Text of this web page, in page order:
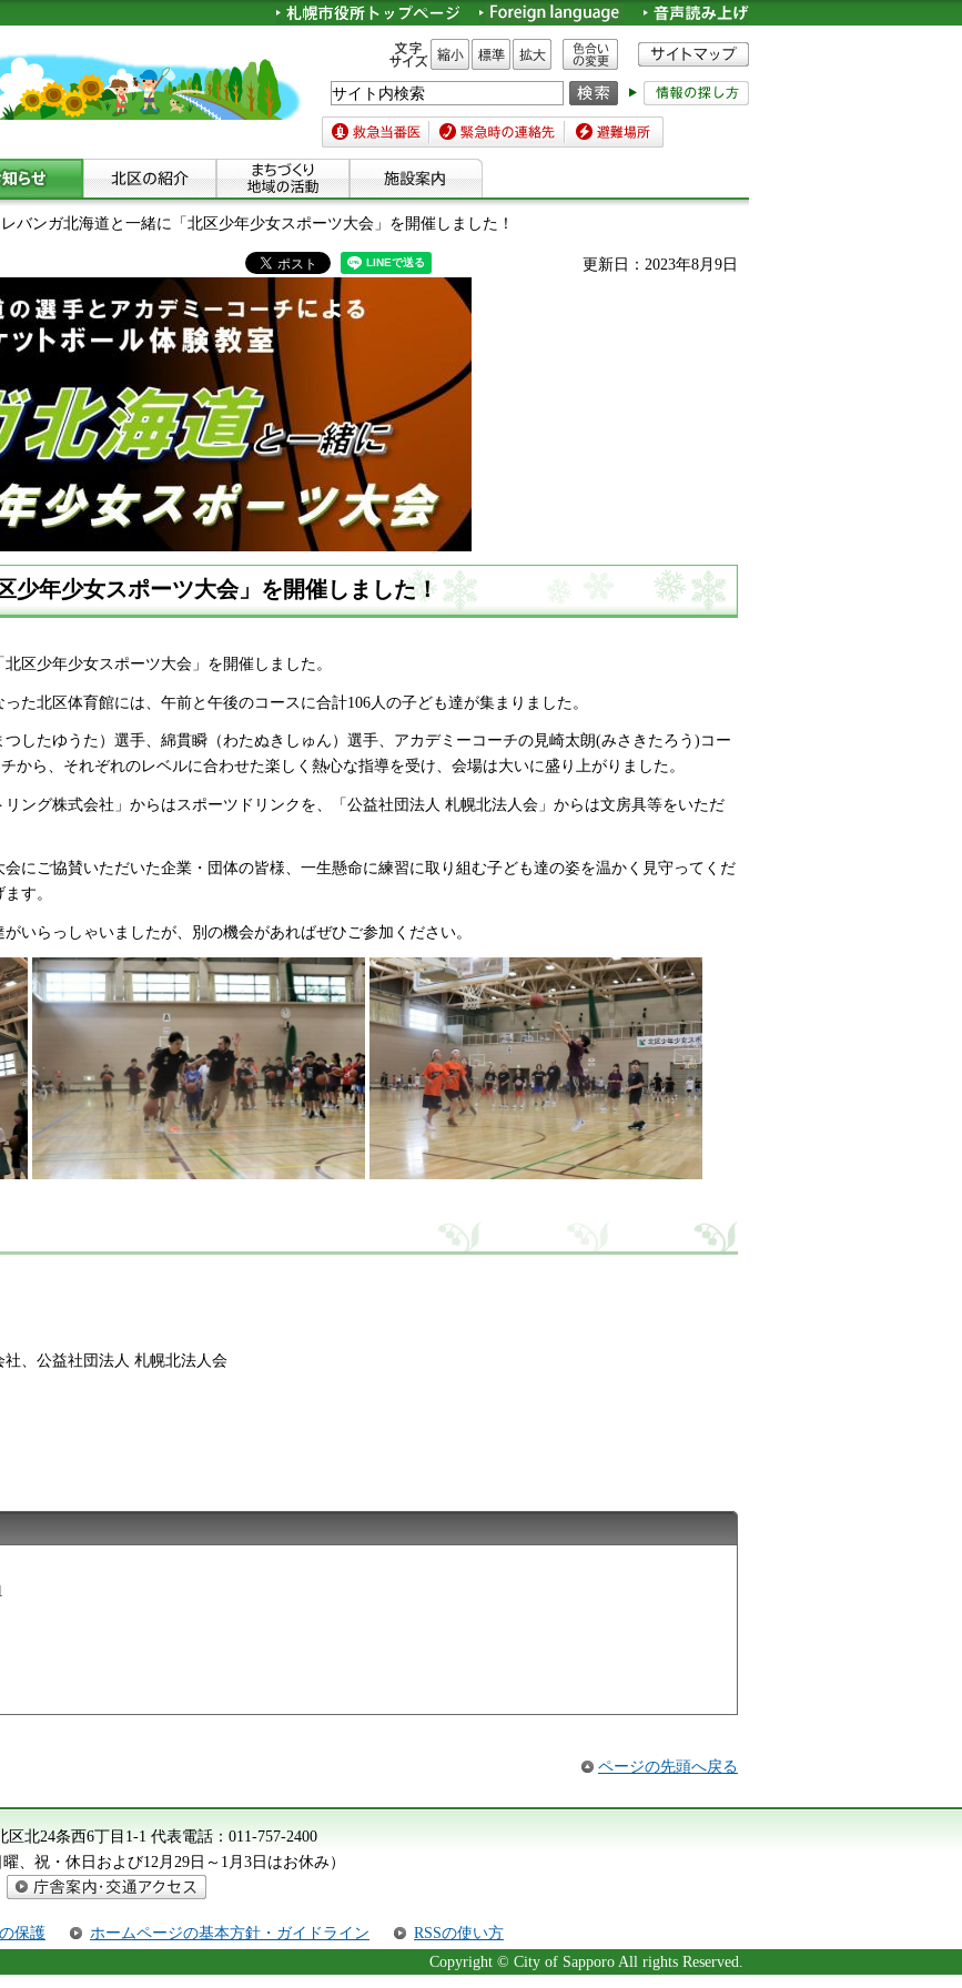
文字サイズ 縮小 標準 拡大
色合いの変更
救急当番医 緊急時の連絡先 避難場所
バンガ北海道と一緒に「北区少年少女スポーツ大会」を開催しました！
更新日：2023年8月9日
少年少女スポーツ大会」を開催しました！
区少年少女スポーツ大会」を開催しました。
た北区体育館には、午前と午後のコースに合計106人の子ども達が集まりました。
したゆうた）選手、綿貫瞬（わたぬきしゅん）選手、アカデミーコーチの見崎太朗(みさきたろう)コー
から、それぞれのレベルに合わせた楽しく熱心な指導を受け、会場は大いに盛り上がりました。
ング株式会社」からはスポーツドリンクを、「公益社団法人 札幌北法人会」からは文房具等をいただ
にご協賛いただいた企業・団体の皆様、一生懸命に練習に取り組む子ども達の姿を温かく見守ってくだ
す。
いらっしゃいましたが、別の機会があればぜひご参加ください。
、公益社団法人 札幌北法人会
ページの先頭へ戻る
区北24条西6丁目1-1 代表電話： 011-757-2400
、祝・休日および12月29日～1月3日はお休み）
庁舎案内・交通アクセス
保護 ホームページの基本方針・ガイドライン
RSSの使い方
Copyright © City of Sapporo All rights Reserved.